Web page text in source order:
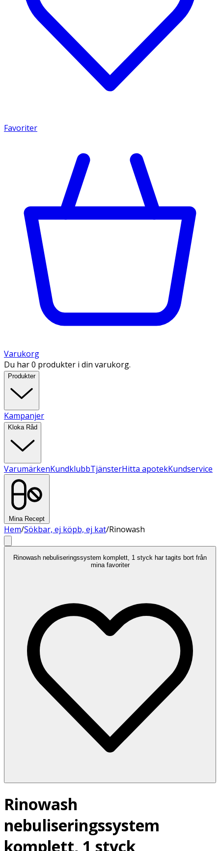
Favoriter
Varukorg
Du har 0 produkter i din varukorg.
Produkter
Kampanjer
Kloka Råd
VarumärkenKundklubbTjänsterHitta apotekKundservice
Mina Recept
Hem/Sökbar, ej köpb, ej kat/Rinowash
Rinowash nebuliseringssystem komplett, 1 styck har tagits bort från
mina favoriter
Rinowash
nebuliseringssystem
komplett, 1 styck